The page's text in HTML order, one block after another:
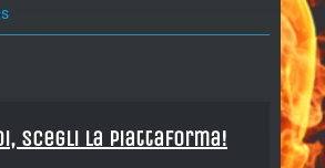
Scegli la piattaforma!